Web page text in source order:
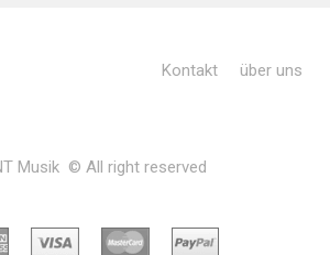
Kontakt über uns
Musik © All right reserved